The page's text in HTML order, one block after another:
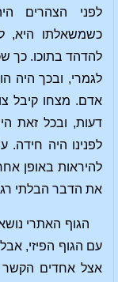
לפני הצהרים
כשמשאלתו היא,
להדהד בתוכו. כך
לגמרי, ובכך היה
אדם. מצחו קיבל
דעות, ובכל זאת
לפנינו היה חידה.
להיראות באופן
את הדבר הבלתי
הגוף האתרי
עם הגוף הפיזי,
אצל אחדים הקשר